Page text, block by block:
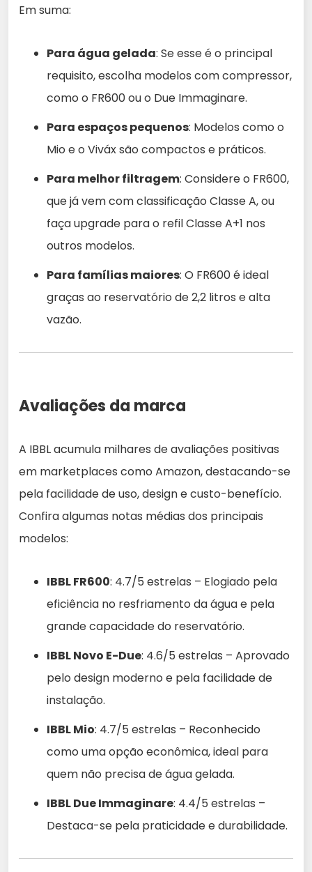
Em suma:
Para água gelada: Se esse é o principal
requisito, escolha modelos com compressor,
como o FR600 ou o Due Immaginare.
Para espaços pequenos: Modelos como o
Mio e o Viváx são compactos e práticos.
Para melhor filtragem: Considere o FR600,
que já vem com classificação Classe A, ou
faça upgrade para o refil Classe A+1 nos
outros modelos.
Para famílias maiores: O FR600 é ideal
graças ao reservatório de 2,2 litros e alta
vazão.
Avaliações da marca
A IBBL acumula milhares de avaliações positivas
em marketplaces como Amazon, destacando-se
pela facilidade de uso, design e custo-benefício.
Confira algumas notas médias dos principais
modelos:
IBBL FR600: 4.7/5 estrelas – Elogiado pela
eficiência no resfriamento da água e pela
grande capacidade do reservatório.
IBBL Novo E-Due: 4.6/5 estrelas – Aprovado
pelo design moderno e pela facilidade de
instalação.
IBBL Mio: 4.7/5 estrelas – Reconhecido
como uma opção econômica, ideal para
quem não precisa de água gelada.
IBBL Due Immaginare: 4.4/5 estrelas –
Destaca-se pela praticidade e durabilidade.